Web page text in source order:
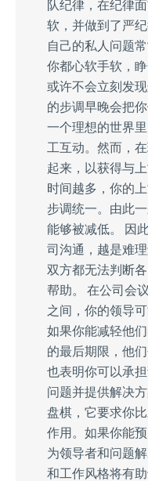
队纪律，在纪律
软，并做到了严
自己的私人问题
你都心软手软，
或许不会立刻发
的步调早晚会把
一个理想的世界
工互动。然而，
起来，以获得与
时间越多，你的
步调统一。由此
能够被减低。 因
司沟通，越是难
双方都无法判断
帮助。 在公司会
之间，你的领导
如果你能减轻他
的最后期限，他
也表明你可以承
问题并提供解决
盘棋，它要求你
作用。如果你能
为领导者和问题
和工作风格将有